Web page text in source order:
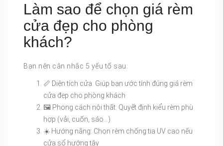
Làm sao để chọn giá rèm
cửa đẹp cho phòng
khách?
Bạn nên cân nhắc 5 yếu tố sau:
📏 Diện tích cửa: Giúp bạn ước tính đúng giá rèm
cửa đẹp cho phòng khách
🖼️ Phong cách nội thất: Quyết định kiểu rèm phù
hợp (vải, cuốn, sáo…)
☀️ Hướng nắng: Chọn rèm chống tia UV cao nếu
cửa sổ hướng tây